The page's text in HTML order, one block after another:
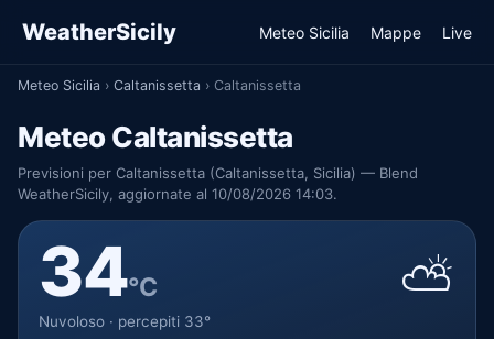
WeatherSicily Meteo Sicilia Mappe Live
Meteo Sicilia › Caltanissetta › Caltanissetta
Meteo Caltanissetta
Previsioni per Caltanissetta (Caltanissetta, Sicilia) — Blend
WeatherSicily, aggiornate al 10/08/2026 14:03.
34°C
Nuvoloso · percepiti 33°
⛅